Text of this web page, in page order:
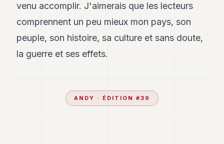
venu accomplir. J'aimerais que les lecteurs
comprennent un peu mieux mon pays, son
peuple, son histoire, sa culture et sans doute,
la guerre et ses effets.
ANDY · ÉDITION #39